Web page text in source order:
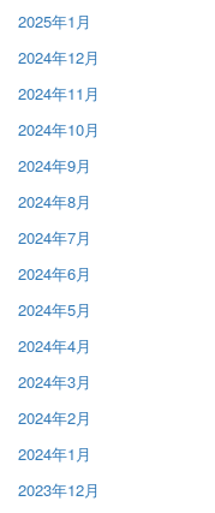
2025年1月
2024年12月
2024年11月
2024年10月
2024年9月
2024年8月
2024年7月
2024年6月
2024年5月
2024年4月
2024年3月
2024年2月
2024年1月
2023年12月